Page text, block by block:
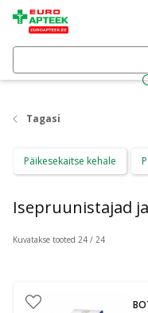
Tagasi
Päikesekaitse kehale
Isepruunistajad
Kuvatakse tooted 24 / 24